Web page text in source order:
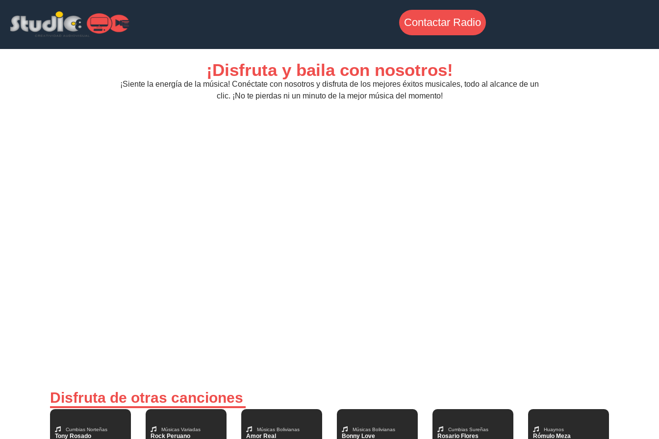
Contactar Radio
¡Disfruta y baila con nosotros!
¡Siente la energía de la música! Conéctate con nosotros y disfruta de los mejores éxitos musicales, todo al alcance de un
clic. ¡No te pierdas ni un minuto de la mejor música del momento!
Disfruta de otras canciones
Cumbias Norteñas
Tony Rosado
Músicas Variadas
Rock Peruano
Músicas Bolivianas
Amor Real
Músicas Bolivianas
Bonny Love
Cumbias Sureñas
Rosario Flores
Huaynos
Rómulo Meza